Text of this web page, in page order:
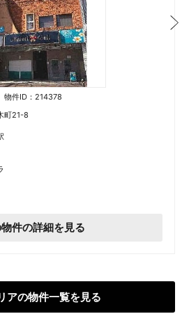
物件ID：214378
町21-8
件の詳細を見る
アの物件一覧を見る